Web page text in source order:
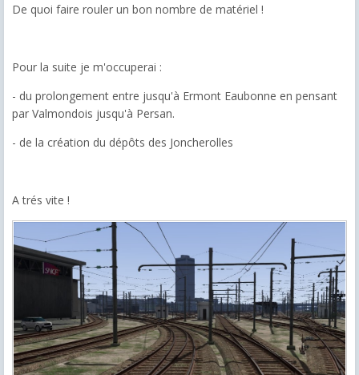
De quoi faire rouler un bon nombre de matériel !
Pour la suite je m'occuperai :
- du prolongement entre jusqu'à Ermont Eaubonne en pensant
par Valmondois jusqu'à Persan.
- de la création du dépôts des Joncherolles
A trés vite !